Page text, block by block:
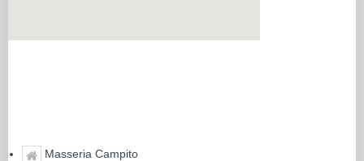
Masseria Campito